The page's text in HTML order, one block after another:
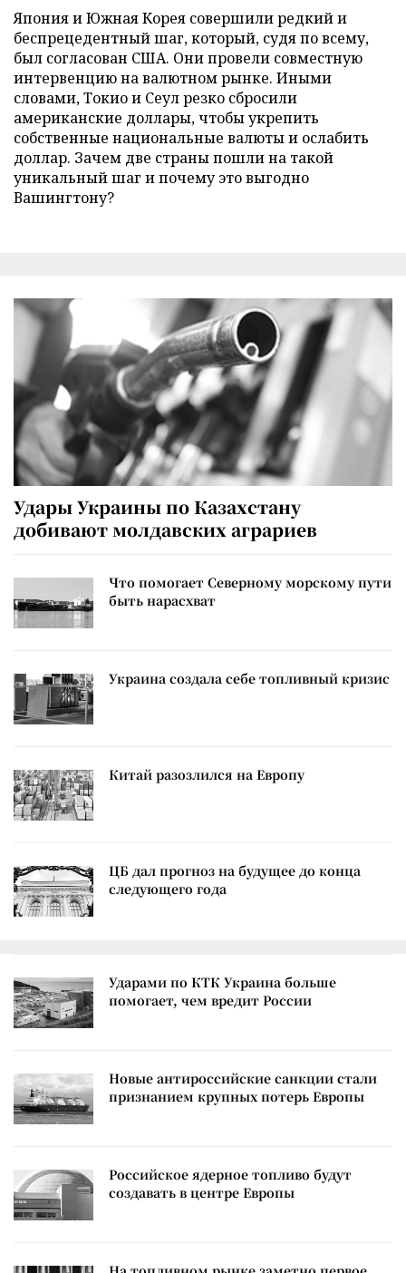
Япония и Южная Корея совершили редкий и
беспрецедентный шаг, который, судя по всему,
был согласован США. Они провели совместную
интервенцию на валютном рынке. Иными
словами, Токио и Сеул резко сбросили
американские доллары, чтобы укрепить
собственные национальные валюты и ослабить
доллар. Зачем две страны пошли на такой
уникальный шаг и почему это выгодно
Вашингтону?
Удары Украины по Казахстану
добивают молдавских аграриев
Что помогает Северному морскому пути
быть нарасхват
Украина создала себе топливный кризис
Китай разозлился на Европу
ЦБ дал прогноз на будущее до конца
следующего года
Ударами по КТК Украина больше
помогает, чем вредит России
Новые антироссийские санкции стали
признанием крупных потерь Европы
Российское ядерное топливо будут
создавать в центре Европы